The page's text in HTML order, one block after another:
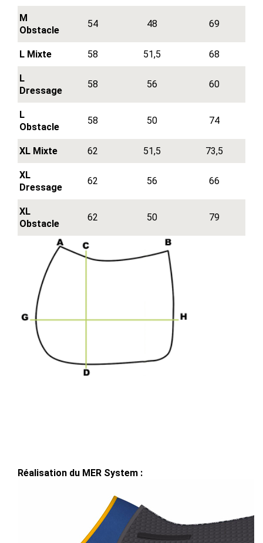
M
Obstacle
54 48 69
L Mixte 58 51,5 68
L
Dressage
58 56 60
L
Obstacle
58 50 74
XL Mixte 62 51,5 73,5
XL
Dressage
62 56 66
XL
Obstacle
62 50 79
Réalisation du MER System :